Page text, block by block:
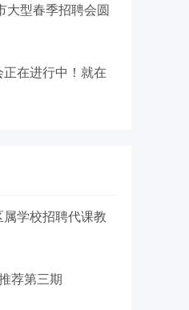
大型春季招聘会圆
正在进行中！就在
属学校招聘代课教
荐第三期